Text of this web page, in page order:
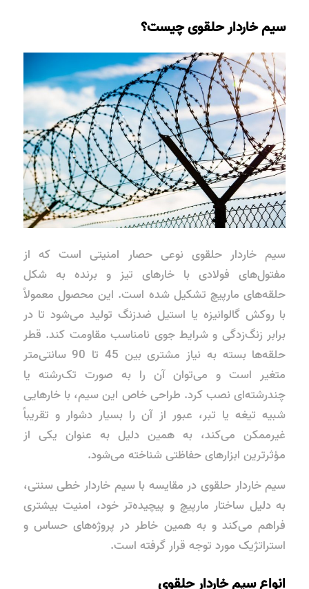
سیم خاردار حلقوی چیست؟
سیم خاردار حلقوی نوعی حصار امنیتی است که از
مفتول‌های فولادی با خارهای تیز و برنده به شکل
حلقه‌های مارپیچ تشکیل شده است. این محصول معمولاً
با روکش گالوانیزه یا استیل ضدزنگ تولید می‌شود تا در
برابر زنگ‌زدگی و شرایط جوی نامناسب مقاومت کند. قطر
حلقه‌ها بسته به نیاز مشتری بین 45 تا 90 سانتی‌متر
متغیر است و می‌توان آن را به صورت تک‌رشته یا
چندرشته‌ای نصب کرد. طراحی خاص این سیم، با خارهایی
شبیه تیغه یا تبر، عبور از آن را بسیار دشوار و تقریباً
غیرممکن می‌کند، به همین دلیل به عنوان یکی از
مؤثرترین ابزارهای حفاظتی شناخته می‌شود.
سیم خاردار حلقوی در مقایسه با سیم خاردار خطی سنتی،
به دلیل ساختار مارپیچ و پیچیده‌تر خود، امنیت بیشتری
فراهم می‌کند و به همین خاطر در پروژه‌های حساس و
استراتژیک مورد توجه قرار گرفته است.
انواع سیم خاردار حلقوی